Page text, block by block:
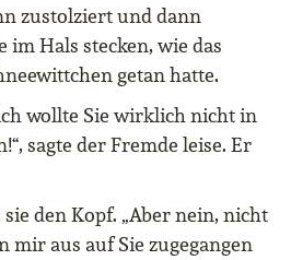
zustolziert und dann
Hals stecken, wie das
getan hatte.
wollte Sie wirklich nicht in
sagte der Fremde leise. Er
den Kopf. „Aber nein, nicht
mir aus auf Sie zugegangen